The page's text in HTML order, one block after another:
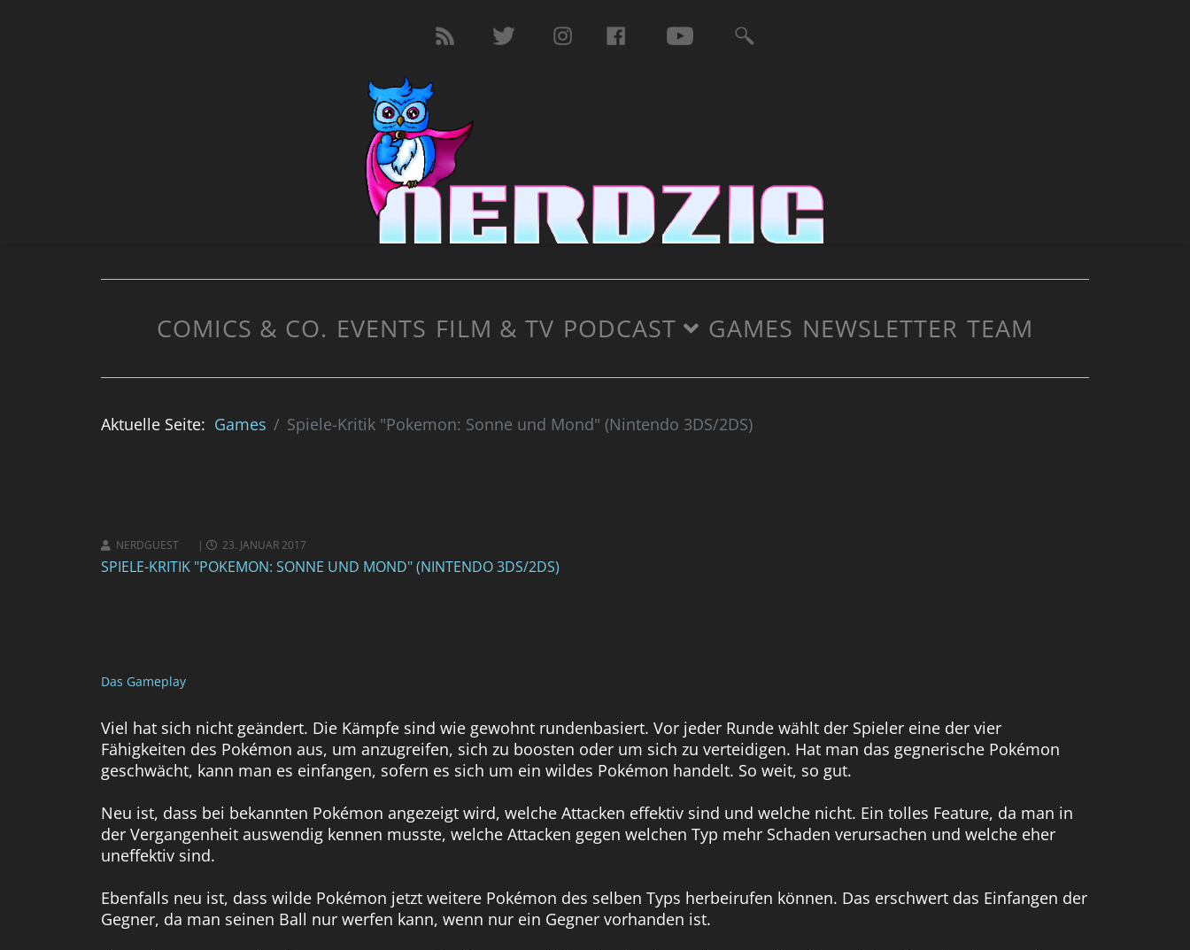
COMICS & CO. EVENTS FILM & TV PODCAST GAMES NEWSLETTER TEAM
Aktuelle Seite: Games Spiele-Kritik "Pokemon: Sonne und Mond" (Nintendo 3DS/2DS)
NERDGUEST 23. JANUAR 2017
SPIELE-KRITIK "POKEMON: SONNE UND MOND" (NINTENDO 3DS/2DS)
Das Gameplay
Viel hat sich nicht geändert. Die Kämpfe sind wie gewohnt rundenbasiert. Vor jeder Runde wählt der Spieler eine der vier
Fähigkeiten des Pokémon aus, um anzugreifen, sich zu boosten oder um sich zu verteidigen. Hat man das gegnerische Pokémon
geschwächt, kann man es einfangen, sofern es sich um ein wildes Pokémon handelt. So weit, so gut.
Neu ist, dass bei bekannten Pokémon angezeigt wird, welche Attacken effektiv sind und welche nicht. Ein tolles Feature, da man in
der Vergangenheit auswendig kennen musste, welche Attacken gegen welchen Typ mehr Schaden verursachen und welche eher
uneffektiv sind.
Ebenfalls neu ist, dass wilde Pokémon jetzt weitere Pokémon des selben Typs herbeirufen können. Das erschwert das Einfangen der
Gegner, da man seinen Ball nur werfen kann, wenn nur ein Gegner vorhanden ist.